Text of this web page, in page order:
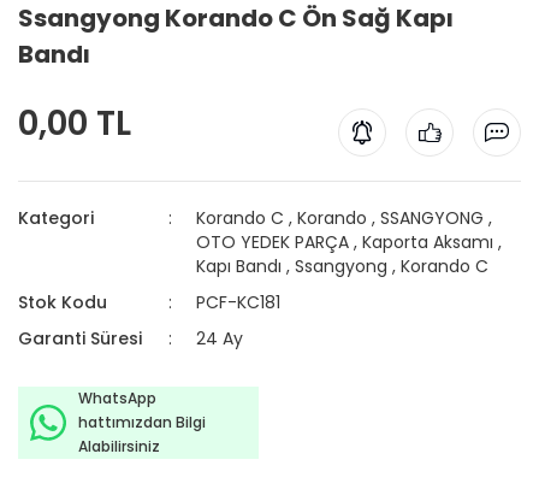
Ssangyong Korando C Ön Sağ Kapı
Bandı
0,00 TL
Kategori Korando C ,Korando ,SSANGYONG ,
OTO YEDEK PARÇA ,Kaporta Aksamı ,
Kapı Bandı ,Ssangyong ,Korando C
Stok Kodu
PCF-KC181
Garanti Süresi
24 Ay
WhatsApp
hattımızdan Bilgi
Alabilirsiniz